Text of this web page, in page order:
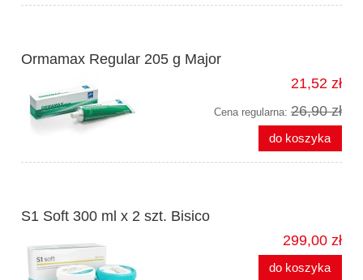
Ormamax Regular 205 g Major
21,52 zł
Cena regularna: 26,90 zł
do koszyka
S1 Soft 300 ml x 2 szt. Bisico
299,00 zł
do koszyka